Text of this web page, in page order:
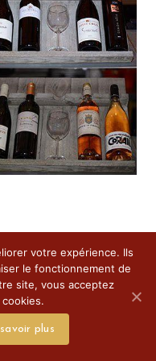
votre expérience. Ils
le fonctionnement de
site, vous acceptez
plus